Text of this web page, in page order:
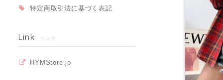
特定商取引法に基づく表記
Link リンク
HYMStore.jp